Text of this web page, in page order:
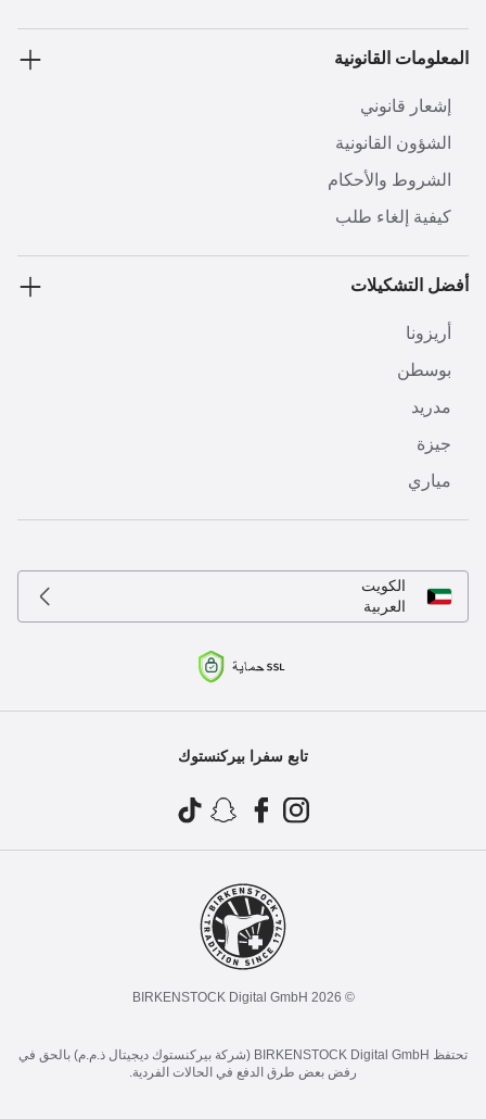
المعلومات القانونية
إشعار قانوني
الشؤون القانونية
الشروط والأحكام
كيفية إلغاء طلب
أفضل التشكيلات
أريزونا
بوسطن
مدريد
جيزة
مياري
الكويت
العربية
تابع سفرا بيركنستوك
© 2026 BIRKENSTOCK Digital GmbH
تحتفظ BIRKENSTOCK Digital GmbH (شركة بيركنستوك ديجيتال ذ.م.م) بالحق في
رفض بعض طرق الدفع في الحالات الفردية.